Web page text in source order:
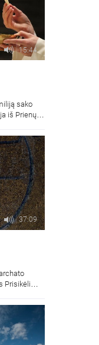
15:44
sako
iš Prienų
37:09
Prisikėlimo
apie